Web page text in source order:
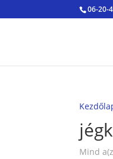
06-20-
Mind